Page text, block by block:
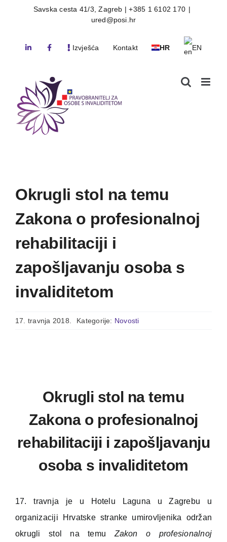
Savska cesta 41/3, Zagreb | +385 1 6102 170 |
ured@posi.hr
Izvješća Kontakt HR EN
Okrugli stol na temu
Zakona o profesionalnoj
rehabilitaciji i
zapošljavanju osoba s
invaliditetom
17. travnja 2018. Kategorije: Novosti
Okrugli stol na temu
Zakona o profesionalnoj
rehabilitaciji i zapošljavanju
osoba s invaliditetom
17. travnja je u Hotelu Laguna u Zagrebu u
organizaciji Hrvatske stranke umirovljenika održan
okrugli stol na temu Zakon o profesionalnoj